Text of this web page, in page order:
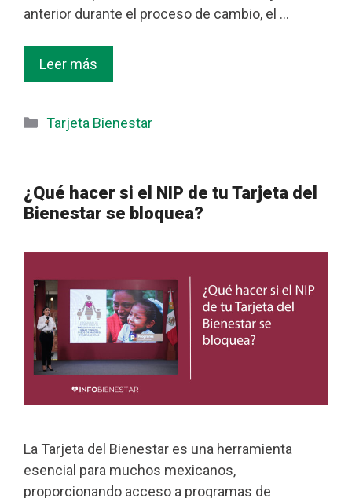
anterior durante el proceso de cambio, el …
Leer más
Categorías
Tarjeta Bienestar
¿Qué hacer si el NIP de tu Tarjeta del
Bienestar se bloquea?
La Tarjeta del Bienestar es una herramienta
esencial para muchos mexicanos,
proporcionando acceso a programas de